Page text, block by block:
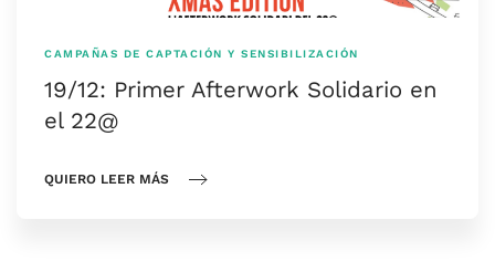
CAMPAÑAS DE CAPTACIÓN Y SENSIBILIZACIÓN
19/12: Primer Afterwork Solidario en
el 22@
QUIERO LEER MÁS